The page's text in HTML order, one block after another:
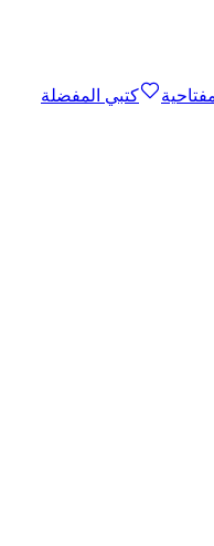
كتبي المفضلة